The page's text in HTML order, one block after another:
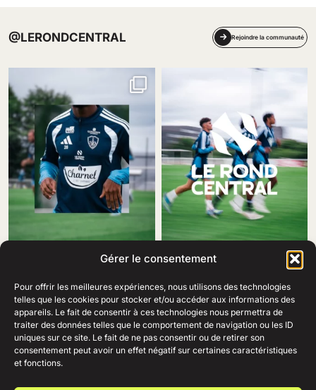
Gérer le consentement
Pour offrir les meilleures expériences, nous utilisons des technologies
telles que les cookies pour stocker et/ou accéder aux informations des
appareils. Le fait de consentir à ces technologies nous permettra de
traiter des données telles que le comportement de navigation ou les ID
uniques sur ce site. Le fait de ne pas consentir ou de retirer son
consentement peut avoir un effet négatif sur certaines caractéristiques
et fonctions.
@LERONDCENTRAL Rejoindre la communauté
69 Rue Amiral Romain Desfosses,
29200 Brest
02 98 41 41 99
Ouvert du lundi au samedi
+